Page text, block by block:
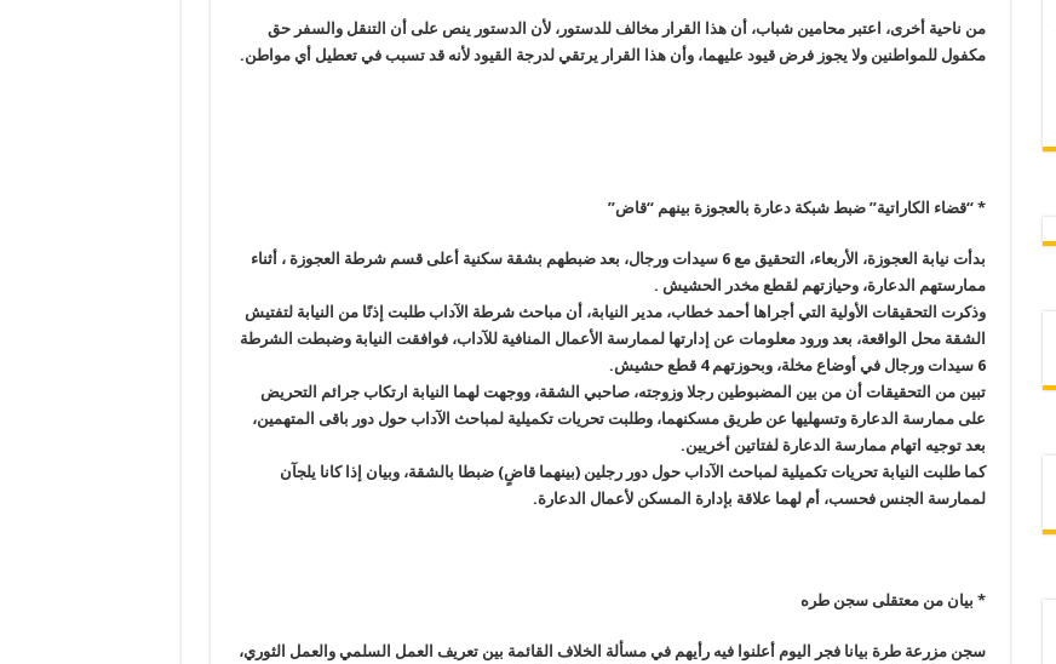
من ناحية أخرى، اعتبر محامين شباب، أن هذا القرار مخالف للدستور، لأن الدستور ينص على أن التنقل والسفر حق
مكفول للمواطنين ولا يجوز فرض قيود عليهما، وأن هذا القرار يرتقي لدرجة القيود لأنه قد تسبب في تعطيل أي مواطن.
* “قضاء الكاراتية” ضبط شبكة دعارة بالعجوزة بينهم “قاض”
بدأت نيابة العجوزة، الأربعاء، التحقيق مع 6 سيدات ورجال، بعد ضبطهم بشقة سكنية أعلى قسم شرطة العجوزة ، أثناء
ممارستهم الدعارة، وحيازتهم لقطع مخدر الحشيش .
وذكرت التحقيقات الأولية التي أجراها أحمد خطاب، مدير النيابة، أن مباحث شرطة الآداب طلبت إذنًا من النيابة لتفتيش
الشقة محل الواقعة، بعد ورود معلومات عن إدارتها لممارسة الأعمال المنافية للآداب، فوافقت النيابة وضبطت الشرطة
6 سيدات ورجال في أوضاع مخلة، وبحوزتهم 4 قطع حشيش.
تبين من التحقيقات أن من بين المضبوطين رجلا وزوجته، صاحبي الشقة، ووجهت لهما النيابة ارتكاب جرائم التحريض
على ممارسة الدعارة وتسهليها عن طريق مسكنهما، وطلبت تحريات تكميلية لمباحث الآداب حول دور باقى المتهمين،
بعد توجيه اتهام ممارسة الدعارة لفتاتين أخريين.
كما طلبت النيابة تحريات تكميلية لمباحث الآداب حول دور رجلين (بينهما قاضٍ) ضبطا بالشقة، وبيان إذا كانا يلجآن
لممارسة الجنس فحسب، أم لهما علاقة بإدارة المسكن لأعمال الدعارة.
* بيان من معتقلى سجن طره
سجن مزرعة طرة بيانا فجر اليوم أعلنوا فيه رأيهم في مسألة الخلاف القائمة بين تعريف العمل السلمي والعمل الثوري،